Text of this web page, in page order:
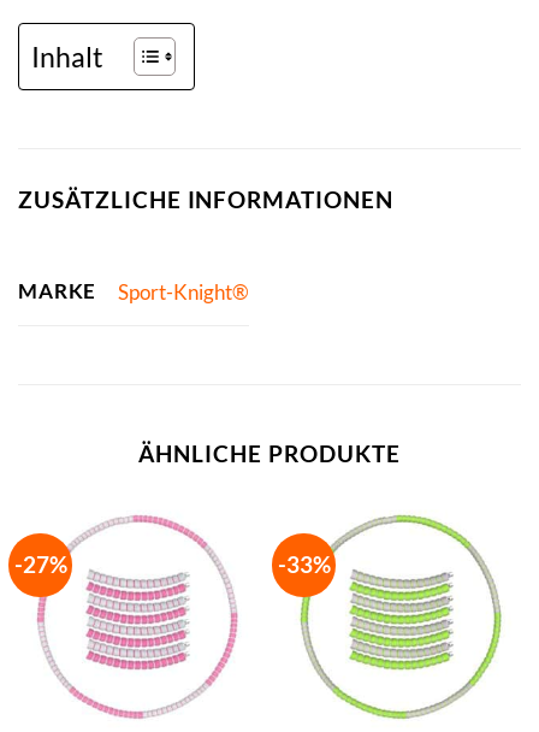
Inhalt
ZUSÄTZLICHE INFORMATIONEN
MARKE Sport-Knight®
ÄHNLICHE PRODUKTE
-27% -33%